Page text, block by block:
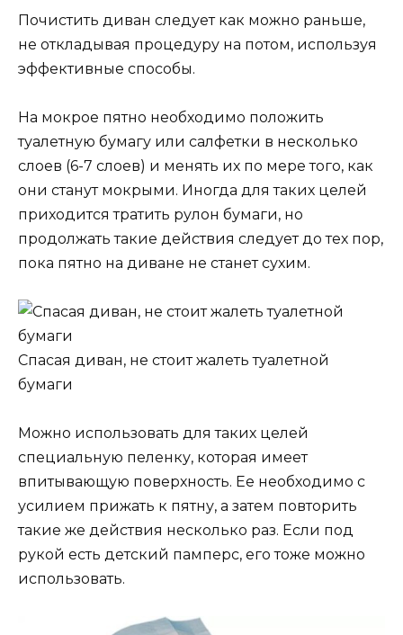
Почистить диван следует как можно раньше,
не откладывая процедуру на потом, используя
эффективные способы.
На мокрое пятно необходимо положить
туалетную бумагу или салфетки в несколько
слоев (6-7 слоев) и менять их по мере того, как
они станут мокрыми. Иногда для таких целей
приходится тратить рулон бумаги, но
продолжать такие действия следует до тех пор,
пока пятно на диване не станет сухим.
Спасая диван, не стоит жалеть туалетной
бумаги
Можно использовать для таких целей
специальную пеленку, которая имеет
впитывающую поверхность. Ее необходимо с
усилием прижать к пятну, а затем повторить
такие же действия несколько раз. Если под
рукой есть детский памперс, его тоже можно
использовать.